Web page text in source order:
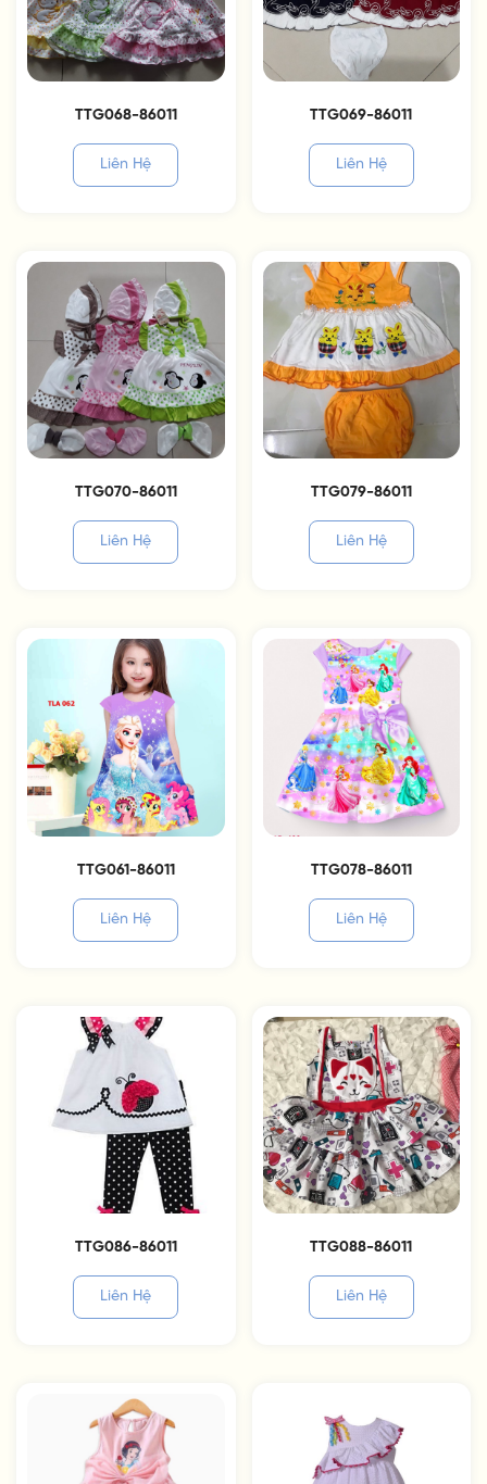
TTG068-86011
Liên Hệ
TTG069-86011
Liên Hệ
TTG070-86011
Liên Hệ
TTG079-86011
Liên Hệ
TTG061-86011
Liên Hệ
TTG078-86011
Liên Hệ
TTG086-86011
Liên Hệ
TTG088-86011
Liên Hệ